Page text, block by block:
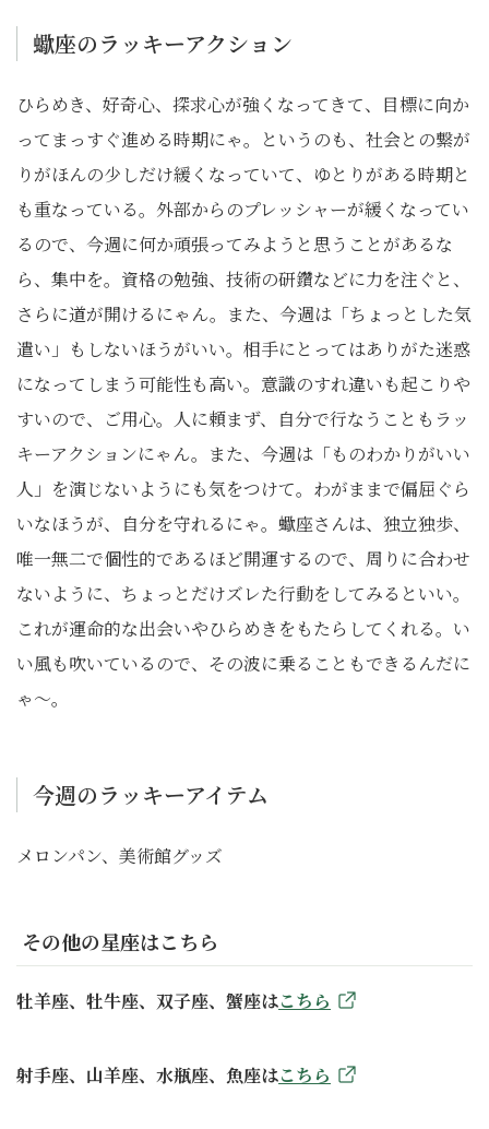
蠍座のラッキーアクション
ひらめき、好奇心、探求心が強くなってきて、目標に向か
ってまっすぐ進める時期にゃ。というのも、社会との繋が
りがほんの少しだけ緩くなっていて、ゆとりがある時期と
も重なっている。外部からのプレッシャーが緩くなってい
るので、今週に何か頑張ってみようと思うことがあるな
ら、集中を。資格の勉強、技術の研鑽などに力を注ぐと、
さらに道が開けるにゃん。また、今週は「ちょっとした気
遣い」もしないほうがいい。相手にとってはありがた迷惑
になってしまう可能性も高い。意識のすれ違いも起こりや
すいので、ご用心。人に頼まず、自分で行なうこともラッ
キーアクションにゃん。また、今週は「ものわかりがいい
人」を演じないようにも気をつけて。わがままで偏屈ぐら
いなほうが、自分を守れるにゃ。蠍座さんは、独立独歩、
唯一無二で個性的であるほど開運するので、周りに合わせ
ないように、ちょっとだけズレた行動をしてみるといい。
これが運命的な出会いやひらめきをもたらしてくれる。い
い風も吹いているので、その波に乗ることもできるんだに
ゃ〜。
今週のラッキーアイテム
メロンパン、美術館グッズ
その他の星座はこちら
牡羊座、牡牛座、双子座、蟹座はこちら
射手座、山羊座、水瓶座、魚座はこちら